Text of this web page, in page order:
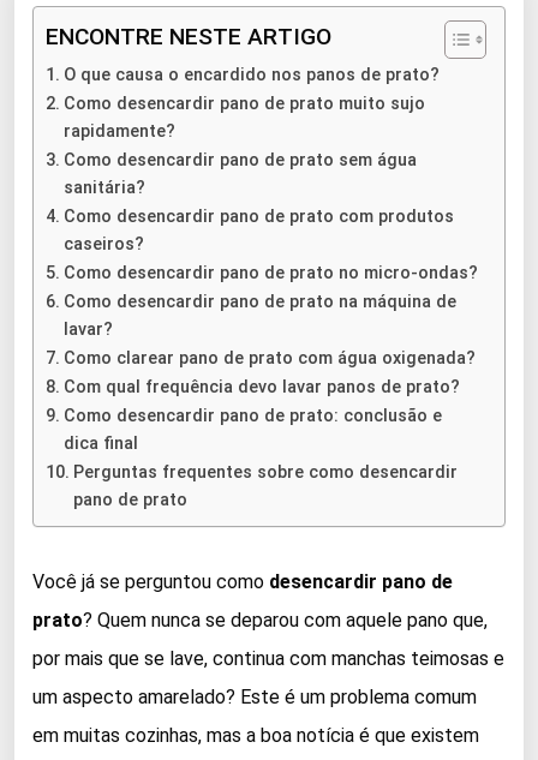
ENCONTRE NESTE ARTIGO
O que causa o encardido nos panos de prato?
Como desencardir pano de prato muito sujo
rapidamente?
Como desencardir pano de prato sem água
sanitária?
Como desencardir pano de prato com produtos
caseiros?
Como desencardir pano de prato no micro-ondas?
Como desencardir pano de prato na máquina de
lavar?
Como clarear pano de prato com água oxigenada?
Com qual frequência devo lavar panos de prato?
Como desencardir pano de prato: conclusão e
dica final
Perguntas frequentes sobre como desencardir
pano de prato
Você já se perguntou como desencardir pano de
prato? Quem nunca se deparou com aquele pano que,
por mais que se lave, continua com manchas teimosas e
um aspecto amarelado? Este é um problema comum
em muitas cozinhas, mas a boa notícia é que existem